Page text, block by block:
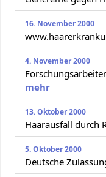
16. November 2000
4. November 2000
mehr
13. Oktober 2000
Haarausfall durch
5. Oktober 2000
Deutsche